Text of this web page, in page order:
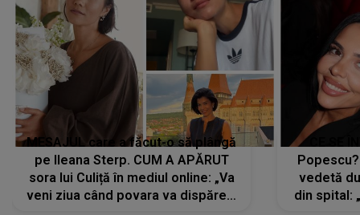
MESAJUL care a făcut-o să plângă
pe Ileana Sterp. CUM A APĂRUT
sora lui Culiță în mediul online: „Va
veni ziua când povara va dispărea,
vedetă
din spital: